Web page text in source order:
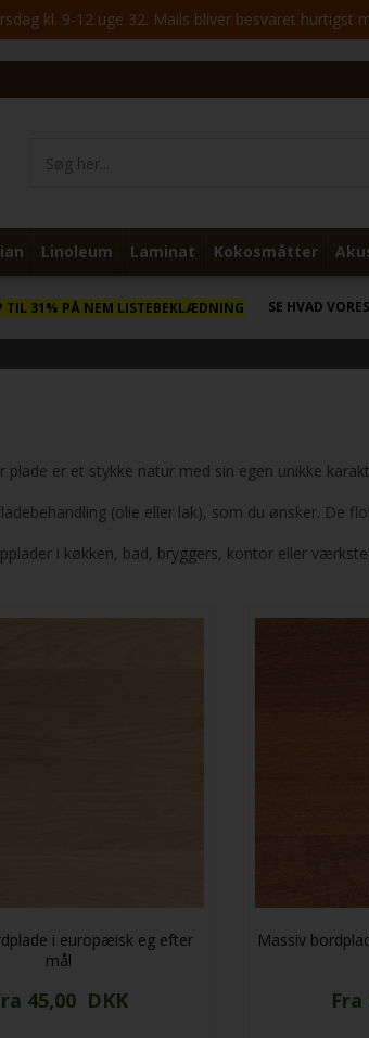
kl. 9-12 uge 32. Mails bliver besvaret hurtigst
Linoleum Laminat Kokosmåtter
TIL 31% PÅ NEM LISTEBEKLÆDNING SE HVAD
er et stykke natur med sin egen unikke
(olie eller lak), som du ønsker.
i køkken, bad, bryggers, kontor eller
i europæisk eg efter
mål
45,00 DKK
Massiv
Fra